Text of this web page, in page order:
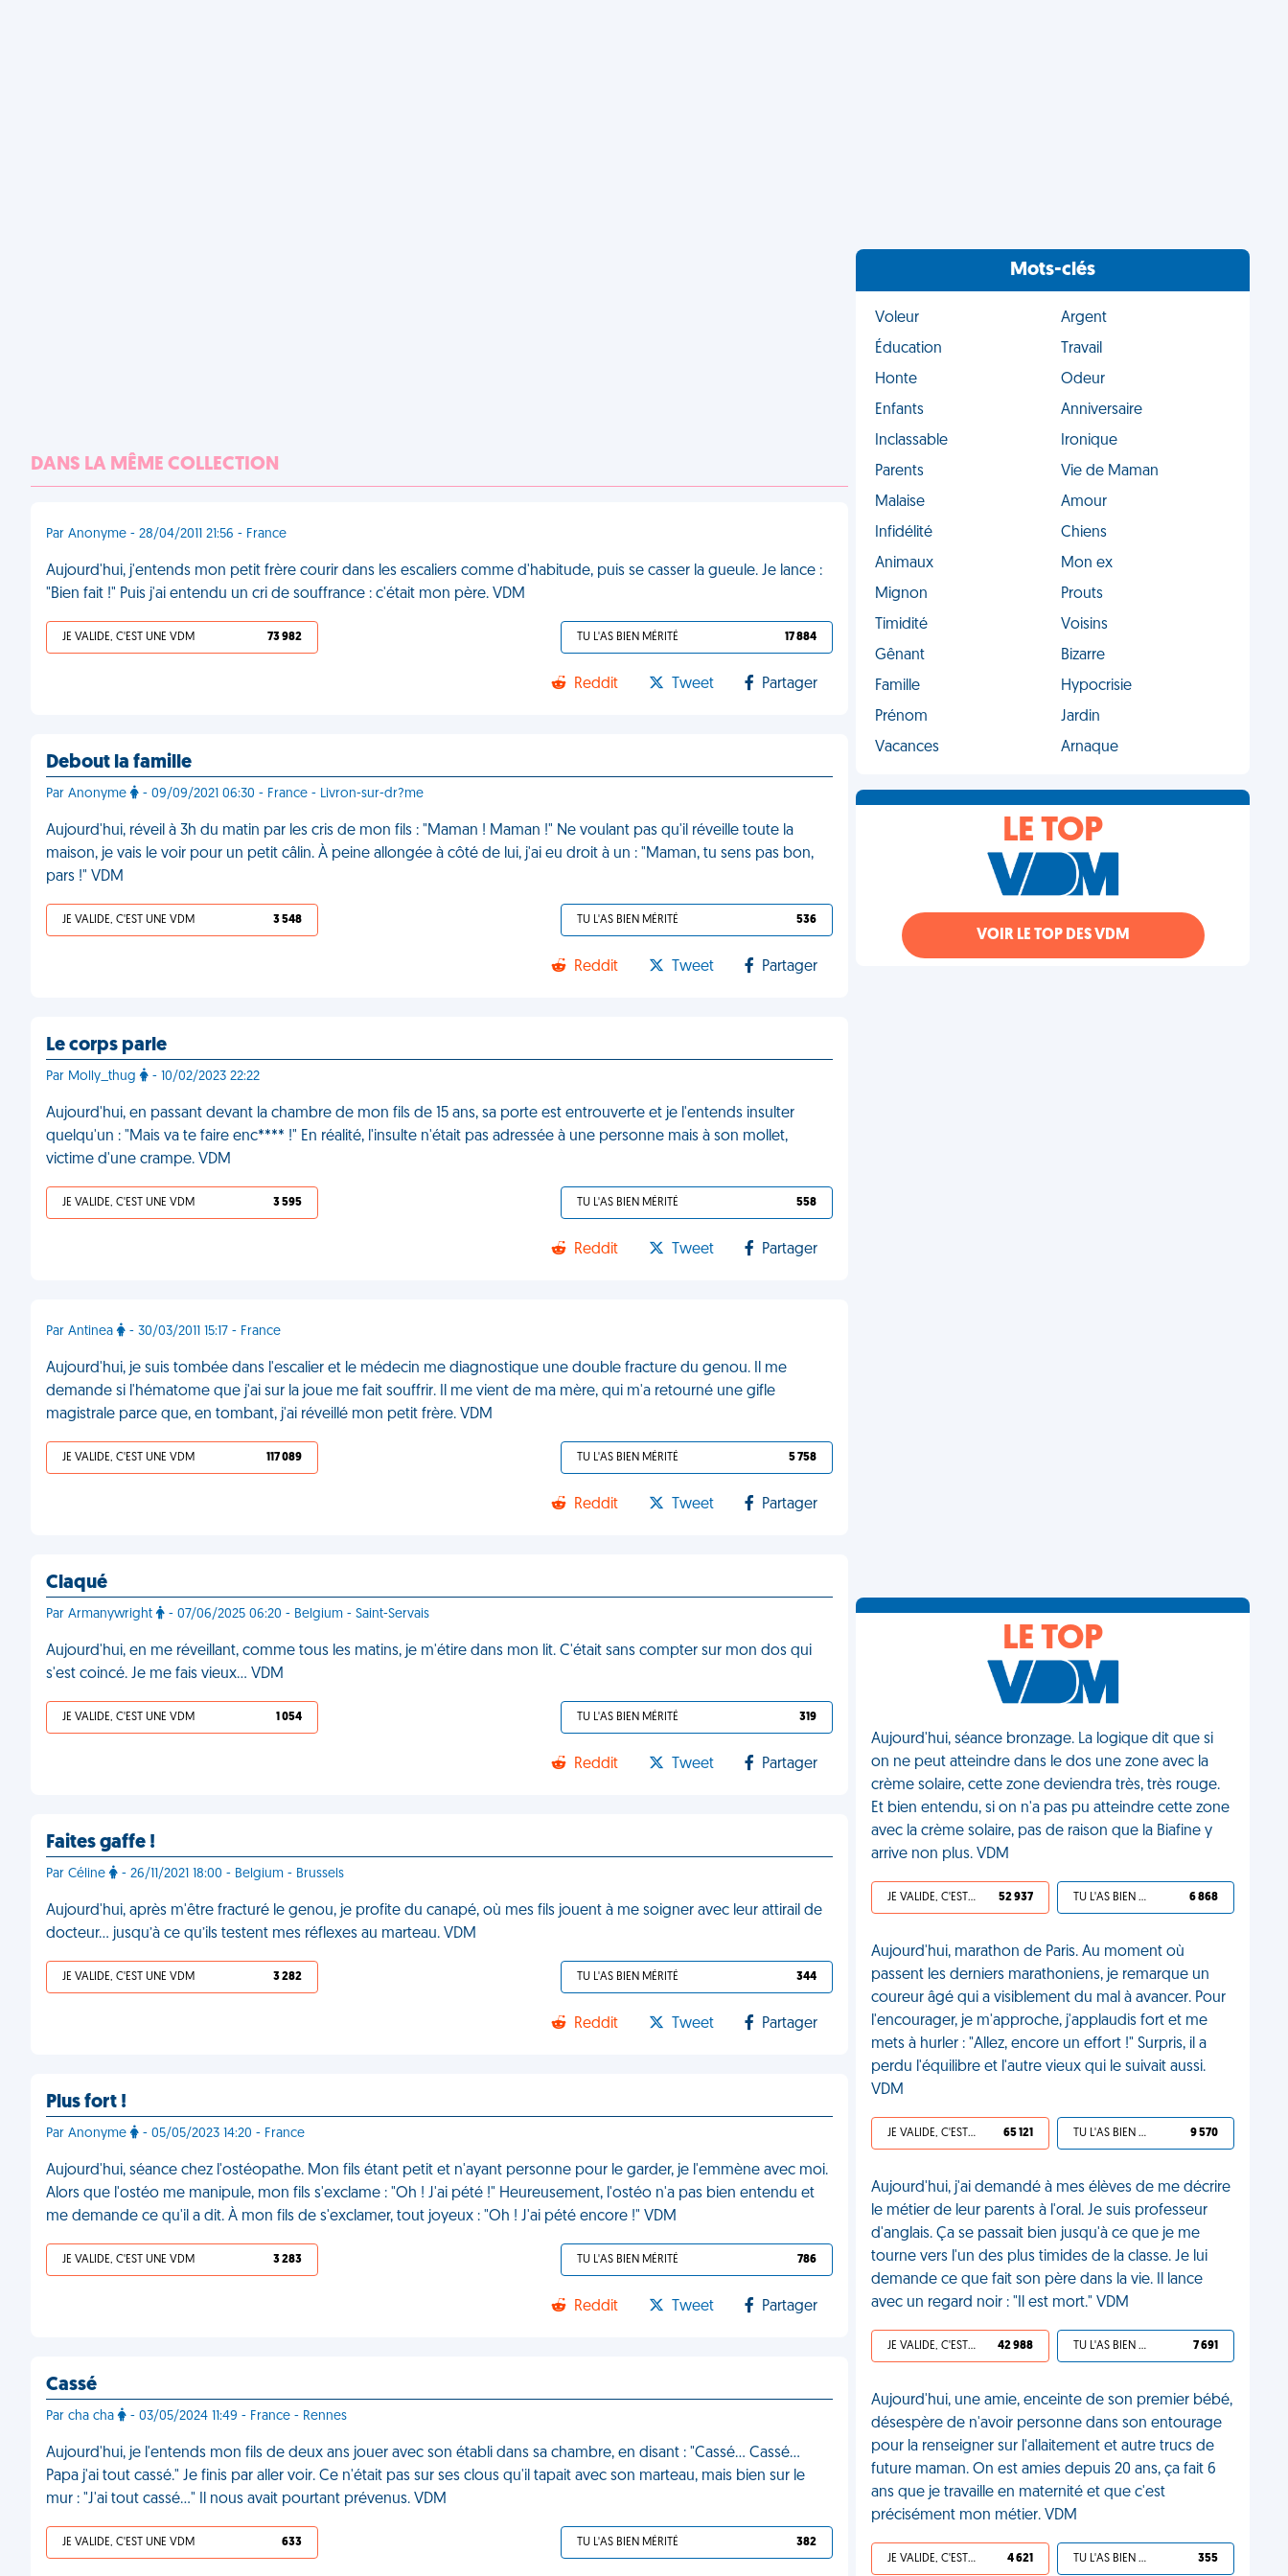
DANS LA MÊME COLLECTION
Par Anonyme - 28/04/2011 21:56 - France
Aujourd'hui, j'entends mon petit frère courir dans les escaliers comme d'habitude, puis se casser la gueule. Je lance :
"Bien fait !" Puis j'ai entendu un cri de souffrance : c'était mon père. VDM
JE VALIDE, C'EST UNE VDM 73 982 TU L'AS BIEN MÉRITÉ 17 884
Reddit Tweet Partager
Debout la famille
Par Anonyme - 09/09/2021 06:30 - France - Livron-sur-dr?me
Aujourd'hui, réveil à 3h du matin par les cris de mon fils : "Maman ! Maman !" Ne voulant pas qu'il réveille toute la
maison, je vais le voir pour un petit câlin. À peine allongée à côté de lui, j'ai eu droit à un : "Maman, tu sens pas bon,
pars !" VDM
JE VALIDE, C'EST UNE VDM 3 548 TU L'AS BIEN MÉRITÉ 536
Reddit Tweet Partager
Le corps parle
Par Molly_thug - 10/02/2023 22:22
Aujourd'hui, en passant devant la chambre de mon fils de 15 ans, sa porte est entrouverte et je l'entends insulter
quelqu'un : "Mais va te faire enc**** !" En réalité, l'insulte n'était pas adressée à une personne mais à son mollet,
victime d'une crampe. VDM
JE VALIDE, C'EST UNE VDM 3 595 TU L'AS BIEN MÉRITÉ 558
Reddit Tweet Partager
Par Antinea - 30/03/2011 15:17 - France
Aujourd'hui, je suis tombée dans l'escalier et le médecin me diagnostique une double fracture du genou. Il me
demande si l'hématome que j'ai sur la joue me fait souffrir. Il me vient de ma mère, qui m'a retourné une gifle
magistrale parce que, en tombant, j'ai réveillé mon petit frère. VDM
JE VALIDE, C'EST UNE VDM 117 089 TU L'AS BIEN MÉRITÉ 5 758
Reddit Tweet Partager
Claqué
Par Armanywright - 07/06/2025 06:20 - Belgium - Saint-Servais
Aujourd'hui, en me réveillant, comme tous les matins, je m'étire dans mon lit. C'était sans compter sur mon dos qui
s'est coincé. Je me fais vieux… VDM
JE VALIDE, C'EST UNE VDM 1 054 TU L'AS BIEN MÉRITÉ 319
Reddit Tweet Partager
Faites gaffe !
Par Céline - 26/11/2021 18:00 - Belgium - Brussels
Aujourd'hui, après m'être fracturé le genou, je profite du canapé, où mes fils jouent à me soigner avec leur attirail de
docteur… jusqu’à ce qu’ils testent mes réflexes au marteau. VDM
JE VALIDE, C'EST UNE VDM 3 282 TU L'AS BIEN MÉRITÉ 344
Reddit Tweet Partager
Plus fort !
Par Anonyme - 05/05/2023 14:20 - France
Aujourd'hui, séance chez l'ostéopathe. Mon fils étant petit et n'ayant personne pour le garder, je l'emmène avec moi.
Alors que l'ostéo me manipule, mon fils s'exclame : "Oh ! J'ai pété !" Heureusement, l'ostéo n'a pas bien entendu et
me demande ce qu'il a dit. À mon fils de s'exclamer, tout joyeux : "Oh ! J'ai pété encore !" VDM
JE VALIDE, C'EST UNE VDM 3 283 TU L'AS BIEN MÉRITÉ 786
Reddit Tweet Partager
Cassé
Par cha cha - 03/05/2024 11:49 - France - Rennes
Aujourd'hui, je l'entends mon fils de deux ans jouer avec son établi dans sa chambre, en disant : "Cassé… Cassé…
Papa j'ai tout cassé." Je finis par aller voir. Ce n'était pas sur ses clous qu'il tapait avec son marteau, mais bien sur le
mur : "J'ai tout cassé…" Il nous avait pourtant prévenus. VDM
JE VALIDE, C'EST UNE VDM 633 TU L'AS BIEN MÉRITÉ 382
Mots-clés
Voleur
Argent
Éducation
Travail
Honte
Odeur
Enfants
Anniversaire
Inclassable
Ironique
Parents
Vie de Maman
Malaise
Amour
Infidélité
Chiens
Animaux
Mon ex
Mignon
Prouts
Timidité
Voisins
Gênant
Bizarre
Famille
Hypocrisie
Prénom
Jardin
Vacances
Arnaque
LE TOP
VOIR LE TOP DES VDM
LE TOP
Aujourd'hui, séance bronzage. La logique dit que si
on ne peut atteindre dans le dos une zone avec la
crème solaire, cette zone deviendra très, très rouge.
Et bien entendu, si on n'a pas pu atteindre cette zone
avec la crème solaire, pas de raison que la Biafine y
arrive non plus. VDM
JE VALIDE, C'EST UNE VDM 52 937 TU L'AS BIEN MÉRITÉ 6 868
Aujourd'hui, marathon de Paris. Au moment où
passent les derniers marathoniens, je remarque un
coureur âgé qui a visiblement du mal à avancer. Pour
l'encourager, je m'approche, j'applaudis fort et me
mets à hurler : "Allez, encore un effort !" Surpris, il a
perdu l'équilibre et l'autre vieux qui le suivait aussi.
VDM
JE VALIDE, C'EST UNE VDM 65 121 TU L'AS BIEN MÉRITÉ 9 570
Aujourd'hui, j'ai demandé à mes élèves de me décrire
le métier de leur parents à l'oral. Je suis professeur
d'anglais. Ça se passait bien jusqu'à ce que je me
tourne vers l'un des plus timides de la classe. Je lui
demande ce que fait son père dans la vie. Il lance
avec un regard noir : "Il est mort." VDM
JE VALIDE, C'EST UNE VDM 42 988 TU L'AS BIEN MÉRITÉ 7 691
Aujourd'hui, une amie, enceinte de son premier bébé,
désespère de n'avoir personne dans son entourage
pour la renseigner sur l'allaitement et autre trucs de
future maman. On est amies depuis 20 ans, ça fait 6
ans que je travaille en maternité et que c'est
précisément mon métier. VDM
JE VALIDE, C'EST UNE VDM 4 621 TU L'AS BIEN MÉRITÉ 355